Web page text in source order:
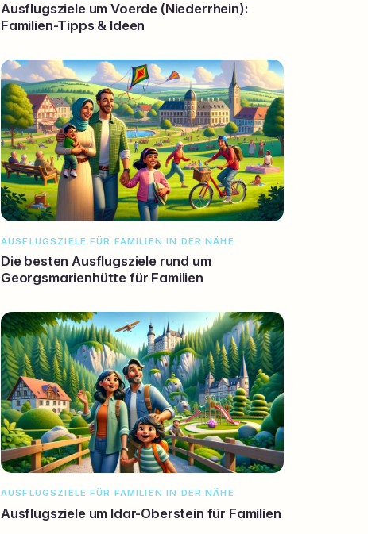
Ausflugsziele um Voerde (Niederrhein):
Familien-Tipps & Ideen
AUSFLUGSZIELE FÜR FAMILIEN IN DER NÄHE
Die besten Ausflugsziele rund um
Georgsmarienhütte für Familien
AUSFLUGSZIELE FÜR FAMILIEN IN DER NÄHE
Ausflugsziele um Idar-Oberstein für Familien